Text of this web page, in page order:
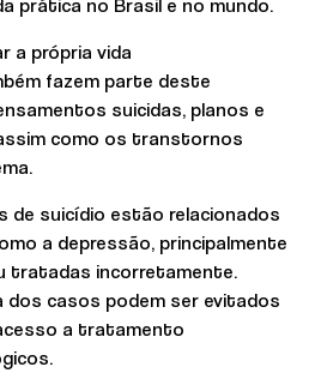
prática no Brasil e no mundo.
a própria vida
fazem parte deste
suicidas, planos e
como os transtornos
de suicídio estão relacionados
a depressão, principalmente
tratadas incorretamente.
dos casos podem ser evitados
a tratamento